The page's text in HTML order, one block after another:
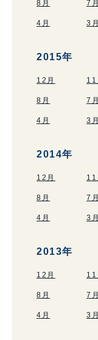
8月 7月
4月 3月
2015年
12月 11
8月 7月
4月 3月
2014年
12月 11
8月 7月
4月 3月
2013年
12月 11
8月 7月
4月 3月